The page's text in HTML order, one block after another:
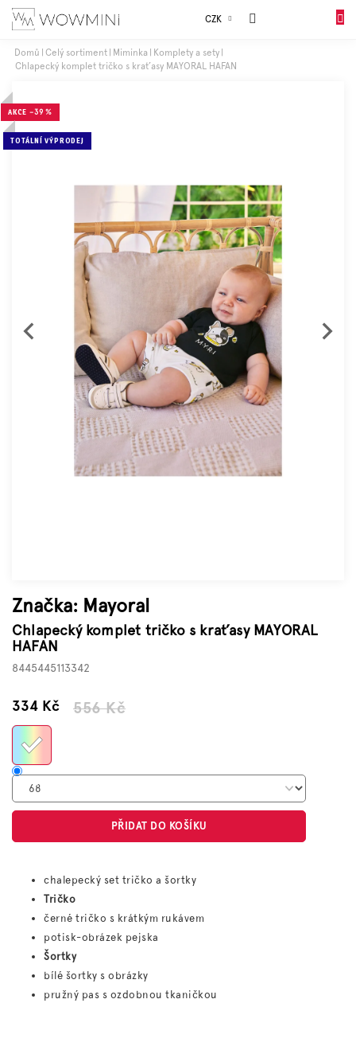
Přejít
CZK
Sales
Dívky
Chlapci
Dárkové
balení
Domů Celý sortiment Miminka
Komplety a sety
Chlapecký komplet tričko s kraťasy MAYORAL HAFAN
Značka: Mayoral
Chlapecký komplet tričko s kraťasy MAYORAL
HAFAN
8445445113342
AKCE –39 %
TOTÁLNÍ VÝPRODEJ
556 Kč
334 KčMěrná
PŘIDAT DO KOŠÍKU
chalepecký set tričko a šortky
Tričko
černé tričko s krátkým rukávem
potisk-obrázek pejska
Šortky
bílé šortky s obrázky
pružný pas s ozdobnou tkaničkou